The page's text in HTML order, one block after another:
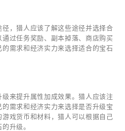
，猎人应该了解这些途径并选择合
过任务奖励、副本掉落、商店购买
需求和经济实力来选择适合的宝石
来提升属性加成效果。猎人应该注
需求和经济实力来选择是否升级宝
戏货币和材料，猎人可以根据自己
升级。